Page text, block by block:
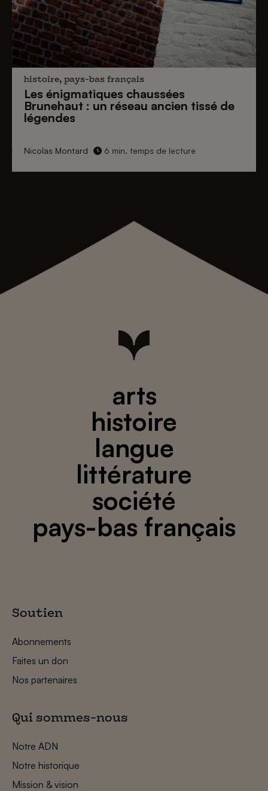
histoire, pays-bas français
Les énigmatiques chaussées
Brunehaut : un réseau ancien tissé de
légendes
Nicolas Montard 6 min. temps de lecture
arts
histoire
langue
littérature
société
pays-bas français
Soutien
Abonnements
Faites un don
Nos partenaires
Qui sommes-nous
Notre ADN
Notre historique
Mission & vision